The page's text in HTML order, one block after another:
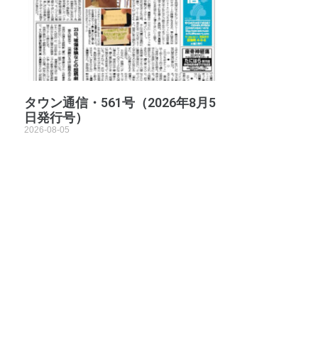
タウン通信・561号（2026年8月5
日発行号）
2026-08-05